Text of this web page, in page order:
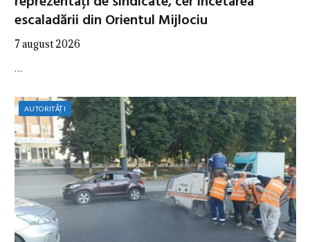
escaladării din Orientul Mijlociu
7 august 2026
…
AUTORITĂȚI